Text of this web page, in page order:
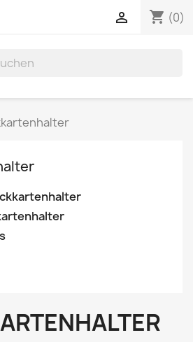
shopping_cart (0)
